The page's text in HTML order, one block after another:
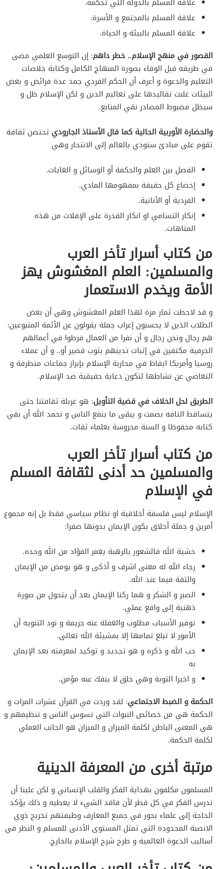
علاقة المسلم بالمجتمع و الأسرة.
علاقة المسلم بالبيئة و الحياة.
القصور في منهج الإسلام.. خطر داهم: إن التوسع العلمي مضى
في طريقه قبل الوفاء بصورة المنهاج الكامل وكتابة خلاصات
التعليم والدعوة و أعرف أن الحكم الفردي جمد عدة فرائض و بعض
البيئات غلبت تقاليدها على تعاليم الدين و لكن الإسلام ظل و
سيظل مضبوط المصادر نقي المنابع.
والحضارة الأوربية الحالية كما قال الأستاذ الجارودي تحتضن ثقافة
تقوم على مبادئ ستودي بالعالم إلى الانتحار وهي
الفصل بين العلم والحكمة أو الوسائل و الغايات.
إخضاع كل حقيقة بمفهومها المادي.
الفردية أو الأنانية.
إنكار التسامي او انكار القدرة على الإفلات من هذه
المتاهات.
من كتاب أسرار تأخر العرب
والمسلمين: العلم المغشوش يهز
الأمة ويخدم الاستعمار
و قد لاحظت ثمار مرة لهذا العلم المغشوش وهي أن بعض
الطلاب الذين لا يحسنون إعراب جملة يقولون عن الأئمة المتبوعين:
هم رجال ونحن رجال و أن نفرا من العمال فرطوا في أعمالهم
الحرفية مكتفين في إثبات تدينهم بثوب قصير أو.. و أن عملاء
روسيا وأمريكا ايقاظ في محاربة الإسلام بإبراز جماعات متطرفة و
التغاضي عن نشاطها لتكون دعاية حقيقية ضد الإسلام.
الطريق لحل الخلاف في قضية التأويل: هو غربلة ثقافتنا حتى
يتساقط التافه بصمت و يبقى ما ينفع الناس و نحمد الله أن بقي
كتابه محفوظا و السنة محروسة بعلماء ثقات.
من كتاب أسرار تأخر العرب
والمسلمين حد أدنى لثقافة المسلم
في الإسلام
الإسلام ليس فلسفة أخلاقية او نظام سياسي فقط بل إنه مجموع
أمرين و جملة أخلاق يكون الإيمان بدونها صفرا:
خشية الله فالشعور بالرهبة يغمر الفؤاد من الله وحده.
رجاء الله له معنى اشرف و أذكى و هو يومض من الإيمان
والثقة فيما عند الله.
الصبر و الشكر و هما ركنا الإيمان بعد أن يتحول من صورة
ذهنية إلى واقع عملي.
توفير الأسباب مطلوب والغفلة عنه جريمة و نود التنويه أن
الأمور لا تبلغ تمامها إلا بمشيئة الله تعالى.
حب الله و ذكره و هو تجديد و توكيد لمعرفته بعد الإيمان
به
و اخيرا التوبة وهي خلق لا ينفك عنه مؤمن.
الحكمة و الضبط الاجتماعي: لقد وردت في القرآن عشرات المرات و
الحكمة هي من خصائص النبوات التي تسوس الناس و تنظيمهم و
هي المعنى الباطن لكلمة الميزان و الميزان هو الجانب العملي
لكلمة الحكمة.
مرتبة أخرى من المعرفة الدينية
المسلمون مكلفون بهداية الفكر والقلب الإنساني و لكن علينا أن
ندرس الفكر في كل قطر لأن فاقد الشيء لا يعطيه و ذلك يؤكد
الحاجة إلى علماء بحور في جميع المعارف وظيفتهم تخريج ذوي
الانصبة المحدودة التي تمثل المستوى الأدنى للمسلم و النظر في
أساليب الدعوة العالمية و طرح شرح الإسلام بالخارج.